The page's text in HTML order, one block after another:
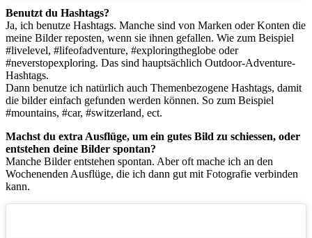
Benutzt du Hashtags?
Ja, ich benutze Hashtags. Manche sind von Marken oder Konten die
meine Bilder reposten, wenn sie ihnen gefallen. Wie zum Beispiel
#livelevel, #lifeofadventure, #exploringtheglobe oder
#neverstopexploring. Das sind hauptsächlich Outdoor-Adventure-
Hashtags.
Dann benutze ich natürlich auch Themenbezogene Hashtags, damit
die bilder einfach gefunden werden können. So zum Beispiel
#mountains, #car, #switzerland, ect.
Machst du extra Ausflüge, um ein gutes Bild zu schiessen, oder
entstehen deine Bilder spontan?
Manche Bilder entstehen spontan. Aber oft mache ich an den
Wochenenden Ausflüge, die ich dann gut mit Fotografie verbinden
kann.